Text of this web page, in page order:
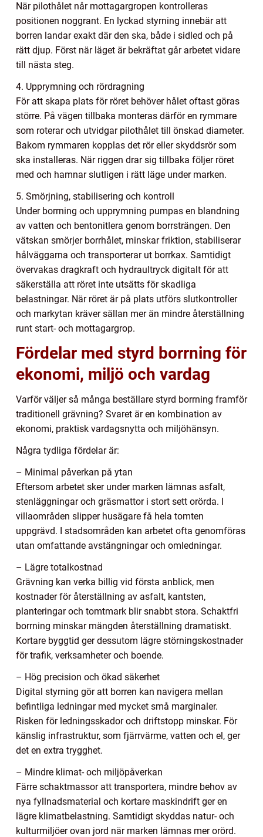
När pilothålet når mottagargropen kontrolleras
positionen noggrant. En lyckad styrning innebär att
borren landar exakt där den ska, både i sidled och på
rätt djup. Först när läget är bekräftat går arbetet vidare
till nästa steg.
4. Upprymning och rördragning
För att skapa plats för röret behöver hålet oftast göras
större. På vägen tillbaka monteras därför en rymmare
som roterar och utvidgar pilothålet till önskad diameter.
Bakom rymmaren kopplas det rör eller skyddsrör som
ska installeras. När riggen drar sig tillbaka följer röret
med och hamnar slutligen i rätt läge under marken.
5. Smörjning, stabilisering och kontroll
Under borrning och upprymning pumpas en blandning
av vatten och bentonitlera genom borrsträngen. Den
vätskan smörjer borrhålet, minskar friktion, stabiliserar
hålväggarna och transporterar ut borrkax. Samtidigt
övervakas dragkraft och hydraultryck digitalt för att
säkerställa att röret inte utsätts för skadliga
belastningar. När röret är på plats utförs slutkontroller
och markytan kräver sällan mer än mindre återställning
runt start- och mottagargrop.
Fördelar med styrd borrning för
ekonomi, miljö och vardag
Varför väljer så många beställare styrd borrning framför
traditionell grävning? Svaret är en kombination av
ekonomi, praktisk vardagsnytta och miljöhänsyn.
Några tydliga fördelar är:
– Minimal påverkan på ytan
Eftersom arbetet sker under marken lämnas asfalt,
stenläggningar och gräsmattor i stort sett orörda. I
villaområden slipper husägare få hela tomten
uppgrävd. I stadsområden kan arbetet ofta genomföras
utan omfattande avstängningar och omledningar.
– Lägre totalkostnad
Grävning kan verka billig vid första anblick, men
kostnader för återställning av asfalt, kantsten,
planteringar och tomtmark blir snabbt stora. Schaktfri
borrning minskar mängden återställning dramatiskt.
Kortare byggtid ger dessutom lägre störningskostnader
för trafik, verksamheter och boende.
– Hög precision och ökad säkerhet
Digital styrning gör att borren kan navigera mellan
befintliga ledningar med mycket små marginaler.
Risken för ledningsskador och driftstopp minskar. För
känslig infrastruktur, som fjärrvärme, vatten och el, ger
det en extra trygghet.
– Mindre klimat- och miljöpåverkan
Färre schaktmassor att transportera, mindre behov av
nya fyllnadsmaterial och kortare maskindrift ger en
lägre klimatbelastning. Samtidigt skyddas natur- och
kulturmiljöer ovan jord när marken lämnas mer orörd.